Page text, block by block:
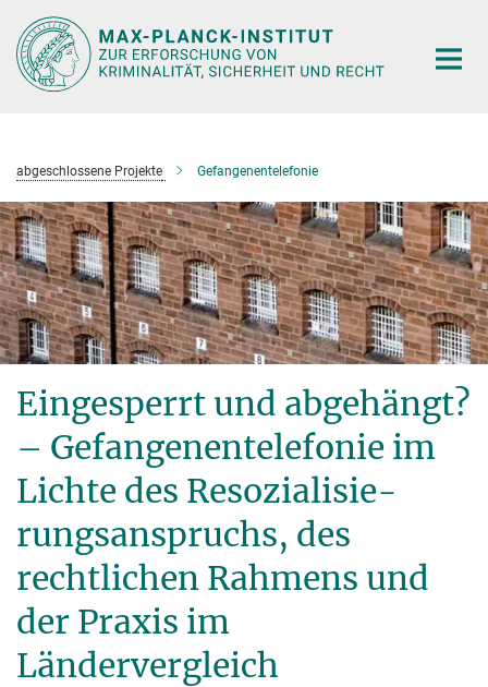
Hauptinhalt
abgeschlossene Projekte Gefangenentelefonie
Eingesperrt und abgehängt?
– Gefan­ge­n­en­telefo­nie im
Lich­te des Reso­zia­li­sie­
rungs­anspruchs, des
rechtlichen Rah­mens und
der Praxis im
Ländervergleich